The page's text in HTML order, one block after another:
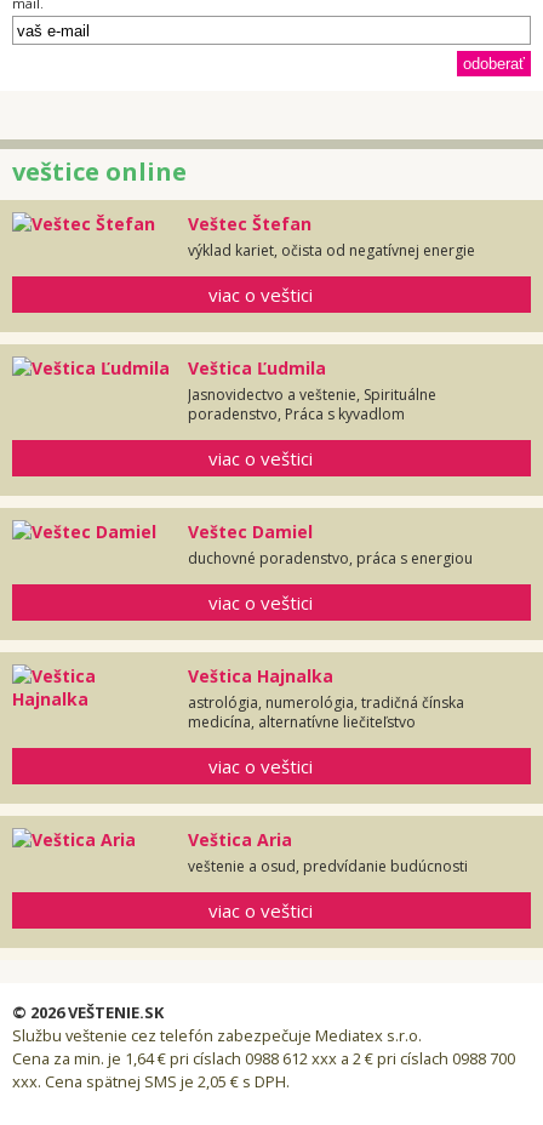
veštice online
Veštec Štefan
výklad kariet, očista od negatívnej energie
viac o veštici
Veštica Ľudmila
Jasnovidectvo a veštenie, Spirituálne
poradenstvo, Práca s kyvadlom
viac o veštici
Veštec Damiel
duchovné poradenstvo, práca s energiou
viac o veštici
Veštica Hajnalka
astrológia, numerológia, tradičná čínska
medicína, alternatívne liečiteľstvo
viac o veštici
Veštica Aria
veštenie a osud, predvídanie budúcnosti
viac o veštici
© 2026 VEŠTENIE.SK
Službu veštenie cez telefón zabezpečuje Mediatex s.r.o.
Cena za min. je 1,64 € pri císlach 0988 612 xxx a 2 € pri císlach 0988 700
xxx. Cena spätnej SMS je 2,05 € s DPH.